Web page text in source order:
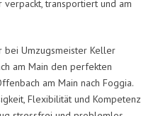
verpackt, transportiert und am
bei Umzugsmeister Keller
am Main den perfekten
am Main nach Foggia.
Flexibilität und Kompetenz